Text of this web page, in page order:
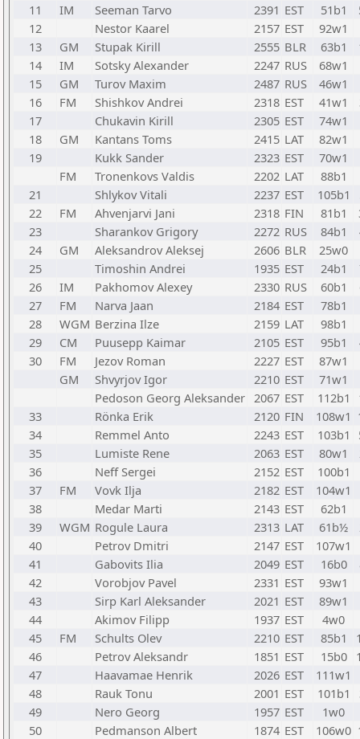
11
IM Seeman Tarvo 2391 EST 51b1
12
Nestor Kaarel 2157 EST 92w1
13
GM Stupak Kirill 2555 BLR 63b1
14
IM Sotsky Alexander 2247 RUS
68w1
15
GM Turov Maxim 2487 RUS
46w1
16
FM Shishkov Andrei 2318 EST 41w1
17
Chukavin Kirill 2305 EST
74w1
18
GM Kantans Toms 2415 LAT
82w1
19
Kukk Sander 2323 EST
70w1
FM
Tronenkovs Valdis 2202 LAT
88b1
21
Shlykov Vitali 2237 EST 105b1
22
FM Ahvenjarvi Jani 2318 FIN 81b1
23
Sharankov Grigory 2272 RUS 84b1
24
GM Aleksandrov Aleksej 2606 BLR
25w0
25
Timoshin Andrei 1935 EST 24b1
26
IM Pakhomov Alexey 2330 RUS 60b1
27
FM Narva Jaan 2184 EST
78b1
28
WGM Berzina Ilze 2159 LAT
98b1
29
CM Puusepp Kaimar 2105 EST 95b1
30
FM Jezov Roman 2227 EST
87w1
GM
Shvyrjov Igor 2210 EST
71w1
Pedoson Georg Aleksander 2067 EST 112b1
33
Rönka Erik 2120 FIN 108w1
34
Remmel Anto 2243 EST 103b1
35
Lumiste Rene 2063 EST 80w1
36
Neff Sergei 2152 EST 100b1
37
FM Vovk Ilja 2182 EST
104w1
38
Medar Marti 2143 EST 62b1
39
WGM Rogule Laura 2313 LAT 61b½
40
Petrov Dmitri 2147 EST
107w1
41
Gabovits Ilia 2049 EST 16b0
42
Vorobjov Pavel 2331 EST
93w1
43
Sirp Karl Aleksander 2021 EST
89w1
44
Akimov Filipp 1937 EST
4w0
45
FM Schults Olev 2210 EST 85b1
46
Petrov Aleksandr 1851 EST 15b0
47
Haavamae Henrik 2026 EST
111w1
48
Rauk Tonu 2001 EST 101b1
49
Nero Georg 1957 EST
1w0
50
Pedmanson Albert 1874 EST 106w0